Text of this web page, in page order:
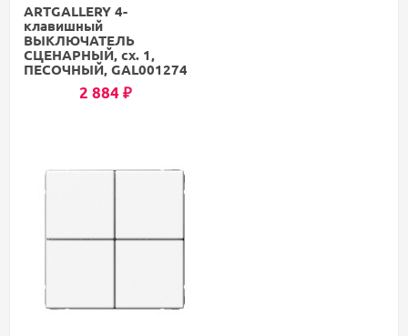
ARTGALLERY 4-
клавишный
ВЫКЛЮЧАТЕЛЬ
СЦЕНАРНЫЙ, сх. 1,
ПЕСОЧНЫЙ, GAL001274
2 884 ₽